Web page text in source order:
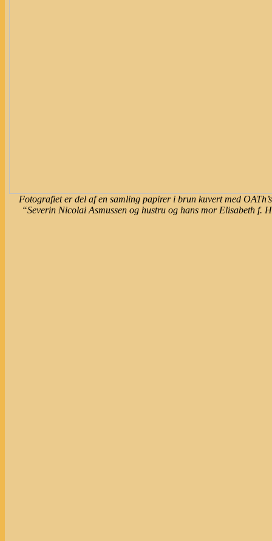
Fotografiet er del af en samling papirer i brun kuvert med
“Severin Nicolai Asmussen og hustru og hans mor Elisabeth f.